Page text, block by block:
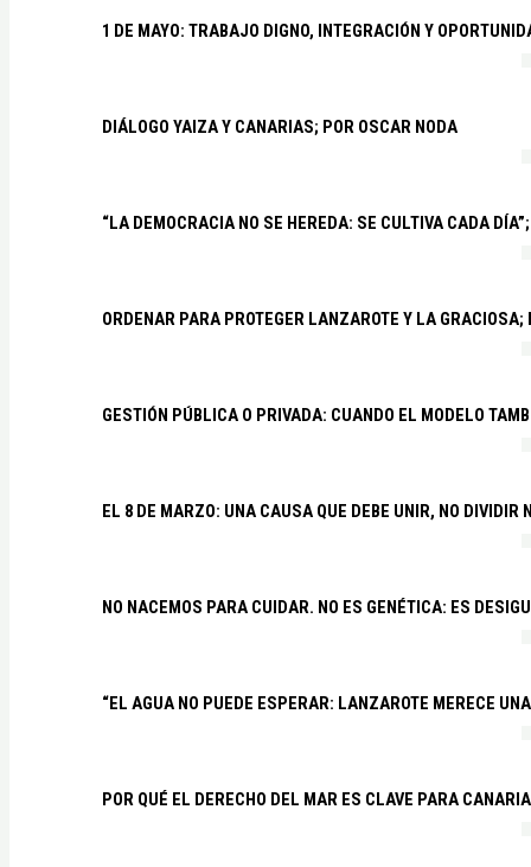
1 DE MAYO: TRABAJO DIGNO, INTEGRACIÓN Y
DIÁLOGO YAIZA Y CANARIAS; POR OSCAR NODA
“LA DEMOCRACIA NO SE HEREDA: SE CULTIVA CADA
ORDENAR PARA PROTEGER LANZAROTE Y LA
GESTIÓN PÚBLICA O PRIVADA: CUANDO EL MODELO
EL 8 DE MARZO: UNA CAUSA QUE DEBE UNIR, NO DIVIDIR
NO NACEMOS PARA CUIDAR. NO ES GENÉTICA: ES
“EL AGUA NO PUEDE ESPERAR: LANZAROTE MERECE
POR QUÉ EL DERECHO DEL MAR ES CLAVE PARA